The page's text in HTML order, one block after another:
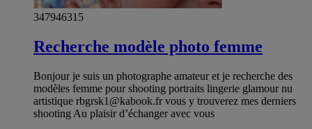
347946315
Recherche modèle photo femme
Bonjour je suis un photographe amateur et je recherche des
modèles femme pour shooting portraits lingerie glamour nu
artistique rbgrsk1@kabook.frvous y trouverez mes derniers
shooting Au plaisir d’échanger avec vous